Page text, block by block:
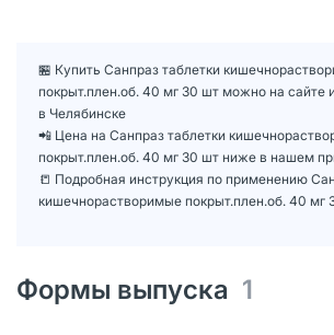
🏪 Купить Санпраз таблетки
покрыт.плен.об. 40 мг 30 шт можно на сайте
в Челябинске
📲 Цена на Санпраз таблетки
покрыт.плен.об. 40 мг 30 шт ниже в нашем
📒 Подробная инструкция по применению
кишечнорастворимые покрыт.плен.об. 40 мг
Формы выпуска 1